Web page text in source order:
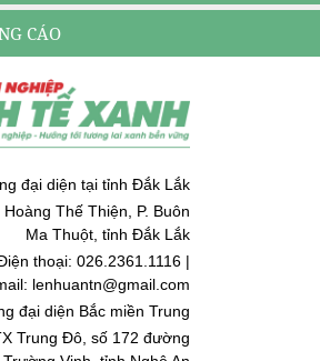
CÁO
đại diện tại tỉnh Đắk Lắk
Thế Thiện, P. Buôn
Ma Thuột, tỉnh Đắk Lắk
thoại: 026.2361.1116 |
lenhuantn@gmail.com
đại diện Bắc miền Trung
Trung Đô, số 172 đường